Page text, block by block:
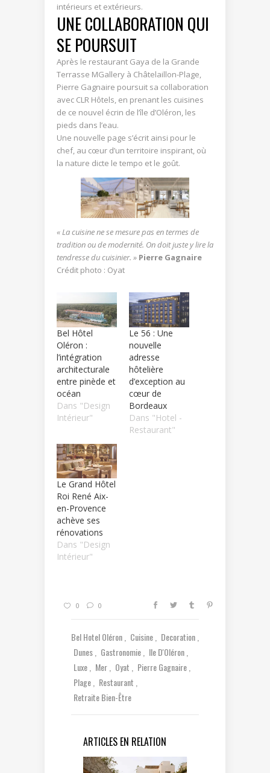
intérieurs et extérieurs.
UNE COLLABORATION QUI
SE POURSUIT
Après le restaurant Gaya de la Grande
Terrasse MGallery à Châtelaillon-Plage,
Pierre Gagnaire poursuit sa collaboration
avec CLR Hôtels, en prenant les cuisines
de ce nouvel écrin de l’île d’Oléron, les
pieds dans l’eau.
Une nouvelle page s’écrit ainsi pour le
chef, au cœur d’un territoire inspirant, où
la nature dicte le tempo et le goût.
« La cuisine ne se mesure pas en termes de
tradition ou de modernité. On doit juste y lire la
tendresse du cuisinier. » Pierre Gagnaire
Crédit photo : Oyat
Bel Hôtel
Oléron :
l’intégration
architecturale
entre pinède et
océan
Dans "Design
Intérieur"
Le 56 : Une
nouvelle
adresse
hôtelière
d’exception au
cœur de
Bordeaux
Dans "Hotel -
Restaurant"
Le Grand Hôtel
Roi René Aix-
en-Provence
achève ses
rénovations
Dans "Design
Intérieur"
0 0
Bel Hotel Oléron Cuisine
Decoration
Dunes
Gastronomie
Ile D'Oléron
Luxe
Mer Oyat
Pierre Gagnaire
Plage
Restaurant
Retraite Bien-Être
ARTICLES EN RELATION